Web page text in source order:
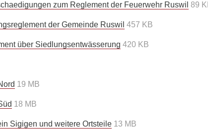
zum Reglement der Feuerwehr Ruswil 89
der Gemeinde Ruswil 457 KB
über Siedlungsentwässerung 420 KB
19 MB
18 MB
Sigigen und weitere Ortsteile 13 MB